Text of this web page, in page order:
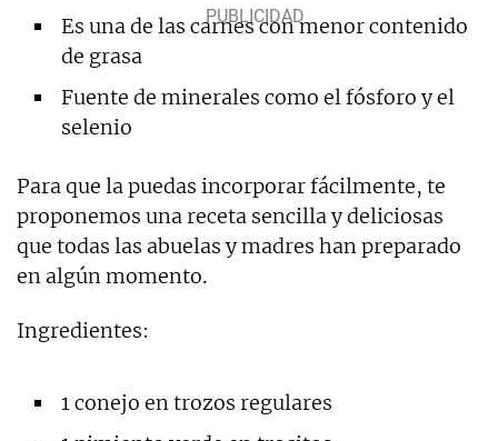
Es una de las carnes con menor contenido
de grasa
Fuente de minerales como el fósforo y el
selenio
Para que la puedas incorporar fácilmente, te
proponemos una receta sencilla y deliciosas
que todas las abuelas y madres han preparado
en algún momento.
Ingredientes:
1 conejo en trozos regulares